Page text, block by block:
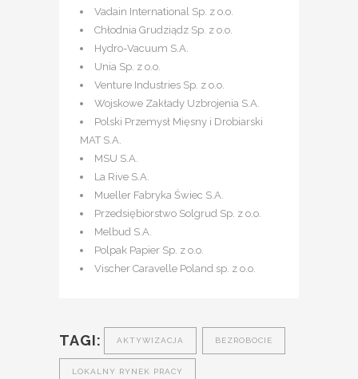
Vadain International Sp. z o.o.
Chłodnia Grudziądz Sp. z o.o.
Hydro-Vacuum S.A.
Unia Sp. z o.o.
Venture Industries Sp. z o.o.
Wojskowe Zakłady Uzbrojenia S.A.
Polski Przemysł Mięsny i Drobiarski
MAT S.A.
MSU S.A.
La Rive S.A.
Mueller Fabryka Świec S.A.
Przedsiębiorstwo Solgrud Sp. z o.o.
Melbud S.A.
Polpak Papier Sp. z o.o.
Vischer Caravelle Poland sp. z o.o.
TAGI: AKTYWIZACJA BEZROBOCIE
LOKALNY RYNEK PRACY